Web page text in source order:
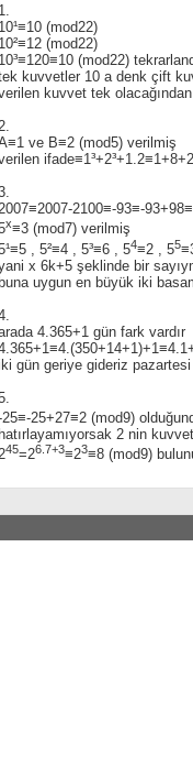
1.
10¹≡10 (mod22)
10²≡12 (mod22)
10³≡120≡10 (mod22)
kuvvetler 10 a denk çift
kuvvet tek
2.
ve B≡2 (mod5) verilmiş
2007≡2007-2100≡-93≡-
x≡3 (mod7) verilmiş
, 5²≡4 , 5³≡6 , 54≡2 , 55
x 6k+5 şeklinde bir
uygun en büyük iki
4.365+1 gün fark vardır
gün geriye gideriz
25≡-25+27≡2 (mod9)
hatırlayamıyorsak 2 nin
45=26.7+3≡23≡8 (mod9)